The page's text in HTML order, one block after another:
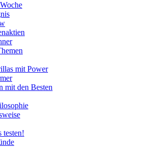
mit Power
mit den Besten
testen!